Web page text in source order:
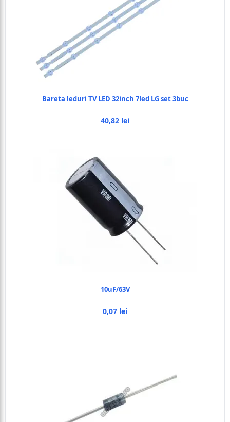
Bareta leduri TV LED 32inch 7led LG set 3buc
40,82 lei
10uF/63V
0,07 lei